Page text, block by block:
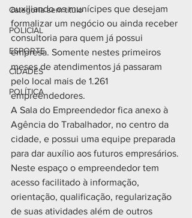
Categoria sem título
POLICIAL
ESPORTE
CIDADES
POLÍTICA
auxiliando os munícipes que desejam
formalizar um negócio ou ainda receber
consultoria para quem já possui
empresa. Somente nestes primeiros
meses de atendimentos já passaram
pelo local mais de 1.261
empreendedores.
A Sala do Empreendedor fica anexo à
Agência do Trabalhador, no centro da
cidade, e possui uma equipe preparada
para dar auxílio aos futuros empresários.
Neste espaço o empreendedor tem
acesso facilitado à informação,
orientação, qualificação, regularização
de suas atividades além de outros